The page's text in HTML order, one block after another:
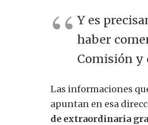
Y es
haber
Comisión y
Las informaciones
apuntan en esa
de extraordinaria